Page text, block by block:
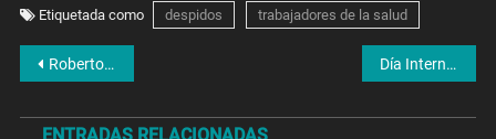
Etiquetada como despidos trabajadores de la salud
Navegación
de
Roberto Díaz: «El sector de alquileres tiene un nivel de informalidad altísimo, lo cual provoca una relación informal con el inquilino» Día Internacional del Síndrome de Asperger